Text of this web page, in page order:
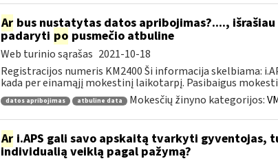
Arbus nustatytas datos apribojimas?....,
padaryti po pusmečio atbuline
Web turinio sąrašas 2021-10-18
Registracijos numeris KM2400 Ši informacija skelbiama:
kada per einamąjį mokestinį laikotarpį. Pasibaigus
datos apribojimas atbuline data Mokesčių žinyno kategorijos:
Ari.APS gali savo apskaitą tvarkyti gyventojas,
individualią veiklą pagal pažymą?